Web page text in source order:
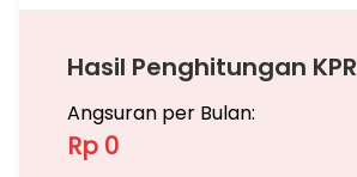
Hasil Penghitungan KPR
Angsuran per Bulan:
Rp 0